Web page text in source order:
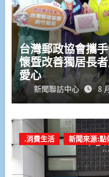
台灣郵政協會攜
懷暨改善獨居長
愛心
新聞聯訪中心 8
.消費生活 新聞來源:點